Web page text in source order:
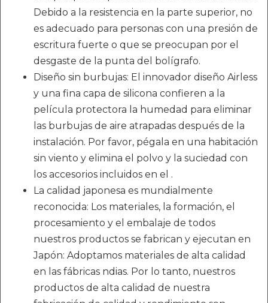
Debido a la resistencia en la parte superior, no
es adecuado para personas con una presión de
escritura fuerte o que se preocupan por el
desgaste de la punta del bolígrafo.
Diseño sin burbujas: El innovador diseño Airless
y una fina capa de silicona confieren a la
película protectora la humedad para eliminar
las burbujas de aire atrapadas después de la
instalación. Por favor, pégala en una habitación
sin viento y elimina el polvo y la suciedad con
los accesorios incluidos en el .
La calidad japonesa es mundialmente
reconocida: Los materiales, la formación, el
procesamiento y el embalaje de todos
nuestros productos se fabrican y ejecutan en
Japón: Adoptamos materiales de alta calidad
en las fábricas ndias. Por lo tanto, nuestros
productos de alta calidad de nuestra